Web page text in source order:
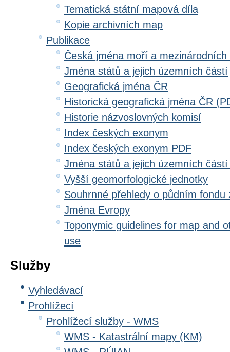
Tematická státní mapová díla
Kopie archivních map
Publikace
Česká jména moří a
Jména států a jejich územních částí
Geografická jména ČR
Historická geografická jména ČR
Historie názvoslovných komisí
Index českých exonym
Index českých exonym PDF
Jména států a jejich územních
Vyšší geomorfologické jednotky
Souhrnné přehledy o půdním fondu
Jména Evropy
Toponymic guidelines for map and
use
Služby
Vyhledávací
Prohlížecí
Prohlížecí služby - WMS
WMS - Katastrální mapy (KM)